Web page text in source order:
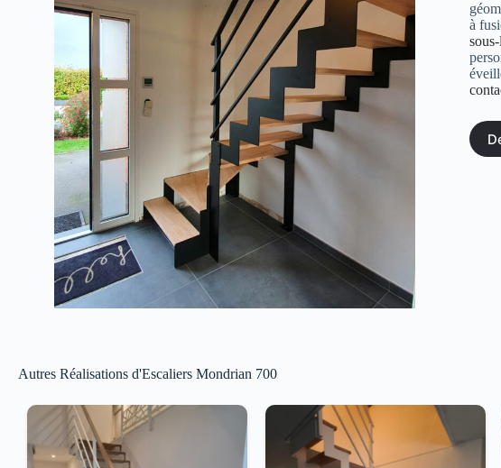
à
Autres Réalisations d'Escaliers Mondrian 700